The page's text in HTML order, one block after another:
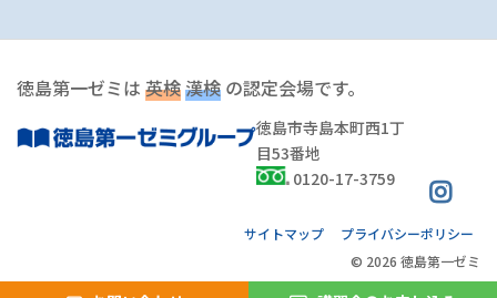
徳島第一ゼミは 英検漢検 の認定会場です。
徳島市寺島本町西1丁
目53番地
0120-17-3759
サイトマップ
プライバシーポリシー
© 2026 徳島第一ゼミ